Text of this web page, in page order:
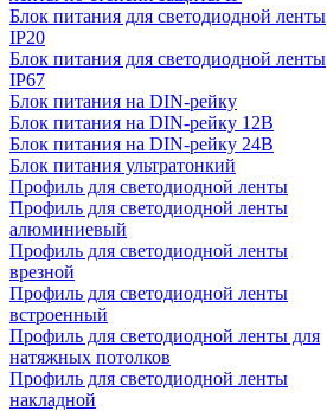
Блок питания для светодиодной ленты
IP20
Блок питания для светодиодной ленты
IP67
Блок питания на DIN-рейку
Блок питания на DIN-рейку 12В
Блок питания на DIN-рейку 24В
Блок питания ультратонкий
Профиль для светодиодной ленты
Профиль для светодиодной ленты
алюминиевый
Профиль для светодиодной ленты
врезной
Профиль для светодиодной ленты
встроенный
Профиль для светодиодной ленты для
натяжных потолков
Профиль для светодиодной ленты
накладной